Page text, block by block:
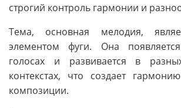
строгий контроль гармонии и
Тема, основная мелодия,
элементом фуги. Она
голосах и развивается в
контекстах, что создает
композиции.